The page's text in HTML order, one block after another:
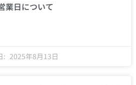
業日について
2025年8月13日